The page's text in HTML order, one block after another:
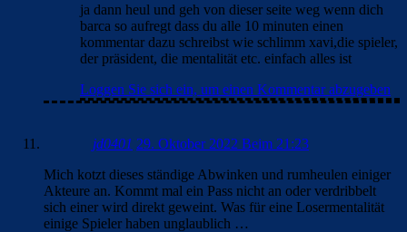
ja dann heul und geh von dieser seite weg wenn dich
barca so aufregt dass du alle 10 minuten einen
kommentar dazu schreibst wie schlimm xavi,die spieler,
der präsident, die mentalität etc. einfach alles ist
Loggen Sie sich ein, um einen Kommentar abzugeben
jd0401 29. Oktober 2022 Beim 21:23
Mich kotzt dieses ständige Abwinken und rumheulen einiger
Akteure an. Kommt mal ein Pass nicht an oder verdribbelt
sich einer wird direkt geweint. Was für eine Losermentalität
einige Spieler haben unglaublich …